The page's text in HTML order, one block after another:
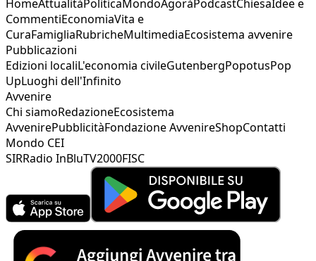
HomeAttualitàPoliticaMondoAgoràPodcastChiesaIdee e
CommentiEconomiaVita e
CuraFamigliaRubricheMultimediaEcosistema avvenire
Pubblicazioni
Edizioni localiL'economia civileGutenbergPopotusPop
UpLuoghi dell'Infinito
Avvenire
Chi siamoRedazioneEcosistema
AvvenirePubblicitàFondazione AvvenireShopContatti
Mondo CEI
SIRRadio InBluTV2000FISC